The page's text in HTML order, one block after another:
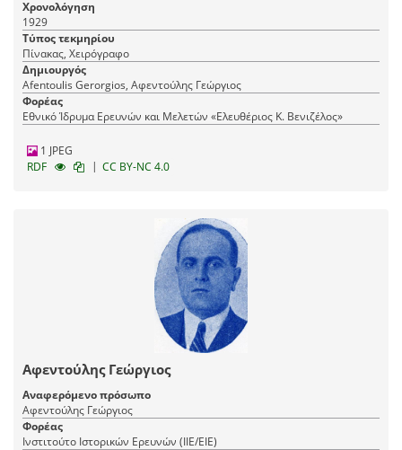
Χρονολόγηση
1929
Τύπος τεκμηρίου
Πίνακας, Χειρόγραφο
Δημιουργός
Afentoulis Gerorgios, Αφεντούλης Γεώργιος
Φορέας
Εθνικό Ίδρυμα Ερευνών και Μελετών «Ελευθέριος Κ. Βενιζέλος»
1 JPEG
RDF
| CC BY-NC 4.0
Αφεντούλης Γεώργιος
Αναφερόμενο πρόσωπο
Αφεντούλης Γεώργιος
Φορέας
Ινστιτούτο Ιστορικών Ερευνών (ΙΙΕ/ΕΙΕ)